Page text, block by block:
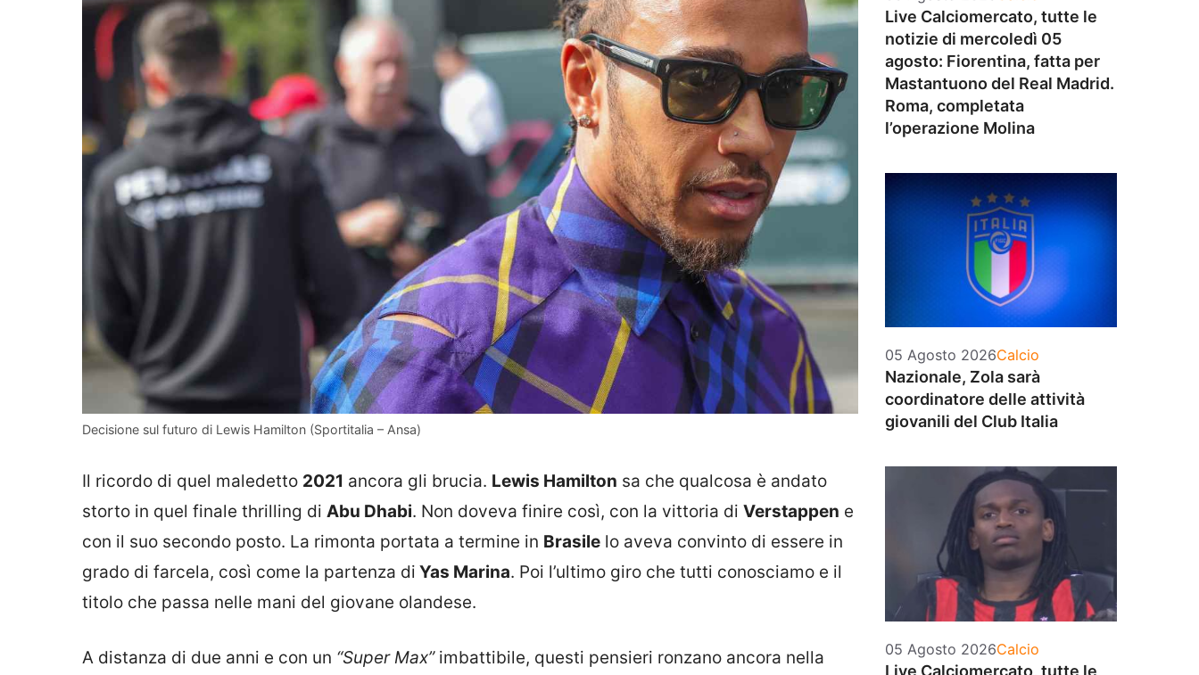
Decisione sul futuro di Lewis Hamilton (Sportitalia – Ansa)
Il ricordo di quel maledetto 2021 ancora gli brucia. Lewis Hamilton sa che qualcosa è andato
storto in quel finale thrilling di Abu Dhabi. Non doveva finire così, con la vittoria di Verstappen e
con il suo secondo posto. La rimonta portata a termine in Brasile lo aveva convinto di essere in
grado di farcela, così come la partenza di Yas Marina. Poi l’ultimo giro che tutti conosciamo e il
titolo che passa nelle mani del giovane olandese.
A distanza di due anni e con un “Super Max”imbattibile, questi pensieri ronzano ancora nella
Live Calciomercato, tutte le
notizie di mercoledì 05
agosto: Fiorentina, fatta per
Mastantuono del Real Madrid.
Roma, completata
l’operazione Molina
05 Agosto 2026Categorie
Calcio
Nazionale, Zola sarà
coordinatore delle attività
giovanili del Club Italia
05 Agosto 2026Categorie
Calcio
Live Calciomercato, tutte le